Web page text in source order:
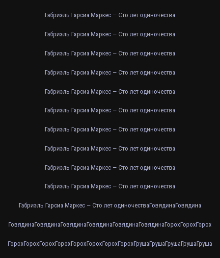
Габриэль Гарсиа Маркес — Сто лет одиночества
Габриэль Гарсиа Маркес — Сто лет одиночества
Габриэль Гарсиа Маркес — Сто лет одиночества
Габриэль Гарсиа Маркес — Сто лет одиночества
Габриэль Гарсиа Маркес — Сто лет одиночества
Габриэль Гарсиа Маркес — Сто лет одиночества
Габриэль Гарсиа Маркес — Сто лет одиночества
Габриэль Гарсиа Маркес — Сто лет одиночества
Габриэль Гарсиа Маркес — Сто лет одиночества
Габриэль Гарсиа Маркес — Сто лет одиночества
Габриэль Гарсиа Маркес — Сто лет одиночестваГовядинаГовядина
ГовядинаГовядинаГовядинаГовядинаГовядинаГовядинаГорохГорохГорох
ГорохГорохГорохГорохГорохГорохГорохГорохГрушаГрушаГрушаГрушаГруша